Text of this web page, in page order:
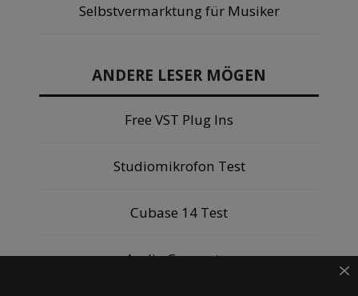
Selbstvermarktung für Musiker
ANDERE LESER MÖGEN
Free VST Plug Ins
Studiomikrofon Test
Cubase 14 Test
Audio Computer